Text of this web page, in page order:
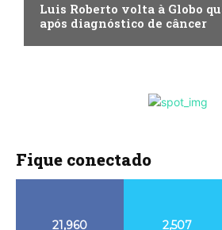
Luis Roberto volta à Globo
após diagnóstico de câncer
Fique conectado
21,960 2,507